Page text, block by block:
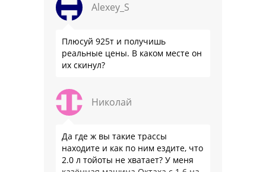
Alexey_S
Плюсуй 925т и получишь
реальные цены. В каком месте он
их скинул?
Николай
Да где ж вы такие трассы
находите и как по ним ездите, что
2.0 л тойоты не хватает? У меня